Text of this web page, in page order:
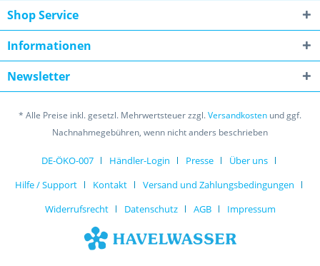
Shop Service
Informationen
Newsletter
* Alle Preise inkl. gesetzl. Mehrwertsteuer zzgl.Versandkosten und ggf.
Nachnahmegebühren, wenn nicht anders beschrieben
DE-ÖKO-007 Händler-Login Presse
Über uns
Hilfe / Support
Kontakt
Versand und Zahlungsbedingungen
Widerrufsrecht
Datenschutz AGB Impressum